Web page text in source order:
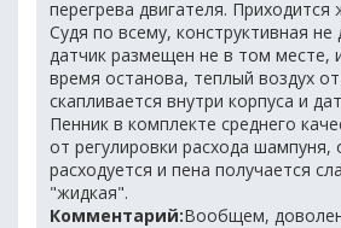
перегрева двигателя. Приходится
Судя по всему, конструктивная не
датчик размещен не в том месте,
время останова, теплый воздух
скапливается внутри корпуса и
Пенник в комплекте среднего
от регулировки расхода шампуня,
расходуется и пена получается
"жидкая".
Комментарий:Вообщем, доволен